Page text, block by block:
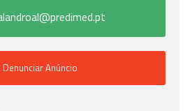
Denunciar Anúncio